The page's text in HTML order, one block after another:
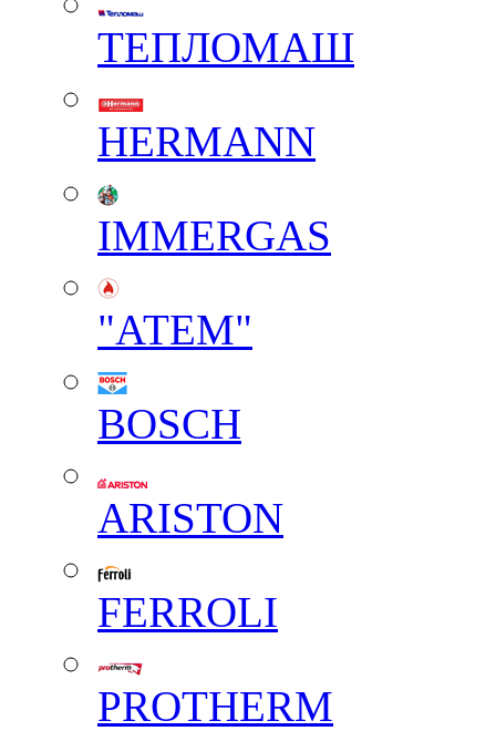
ТЕПЛОМАШ
HERMANN
IMMERGAS
"АТЕМ"
BOSCH
ARISTON
FERROLI
PROTHERM